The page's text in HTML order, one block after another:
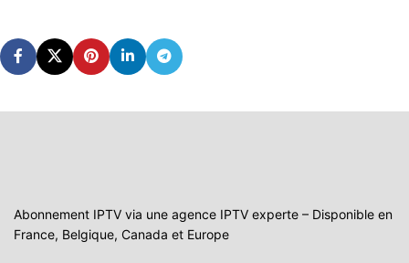
Abonnement IPTV via une agence IPTV experte – Disponible en
France, Belgique, Canada et Europe